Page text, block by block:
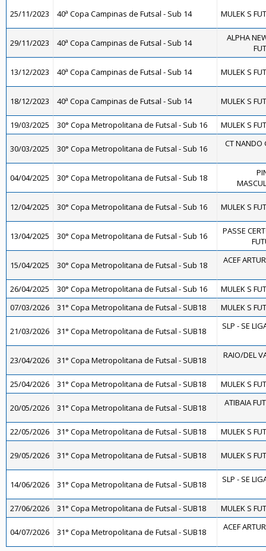
25/11/2023 40ª Copa Campinas de Futsal - Sub 14 MULEK S
29/11/2023 40ª Copa Campinas de Futsal - Sub 14
ALPHA
13/12/2023 40ª Copa Campinas de Futsal - Sub 14 MULEK S
18/12/2023 40ª Copa Campinas de Futsal - Sub 14 MULEK S
19/03/2025 30° Copa Metropolitana de Futsal - Sub 16 MULEK S
30/03/2025 30° Copa Metropolitana de Futsal - Sub 16 CT NANDO
04/04/2025 30° Copa Metropolitana de Futsal - Sub 18
12/04/2025 30° Copa Metropolitana de Futsal - Sub 16 MULEK S
13/04/2025 30° Copa Metropolitana de Futsal - Sub 16
PASSE
15/04/2025 30° Copa Metropolitana de Futsal - Sub 18 ACEF
26/04/2025 30° Copa Metropolitana de Futsal - Sub 16
MULEK S
07/03/2026
31° Copa Metropolitana de Futsal - SUB18 MULEK S
21/03/2026 31° Copa Metropolitana de Futsal - SUB18 SLP - SE
23/04/2026 31° Copa Metropolitana de Futsal - SUB18 RAIO/DEL
25/04/2026 31° Copa Metropolitana de Futsal - SUB18 MULEK S
20/05/2026 31° Copa Metropolitana de Futsal - SUB18 ATIBAIA
22/05/2026 31° Copa Metropolitana de Futsal - SUB18 MULEK S
29/05/2026 31° Copa Metropolitana de Futsal - SUB18 MULEK S
14/06/2026 31° Copa Metropolitana de Futsal - SUB18 SLP - SE
27/06/2026 31° Copa Metropolitana de Futsal - SUB18 MULEK S
04/07/2026 31° Copa Metropolitana de Futsal - SUB18 ACEF